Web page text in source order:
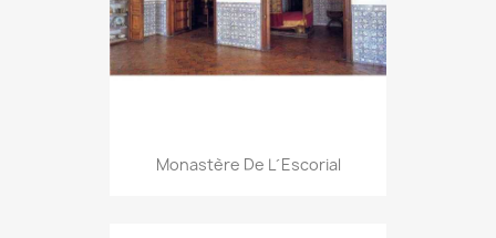
Monastère De L´Escorial